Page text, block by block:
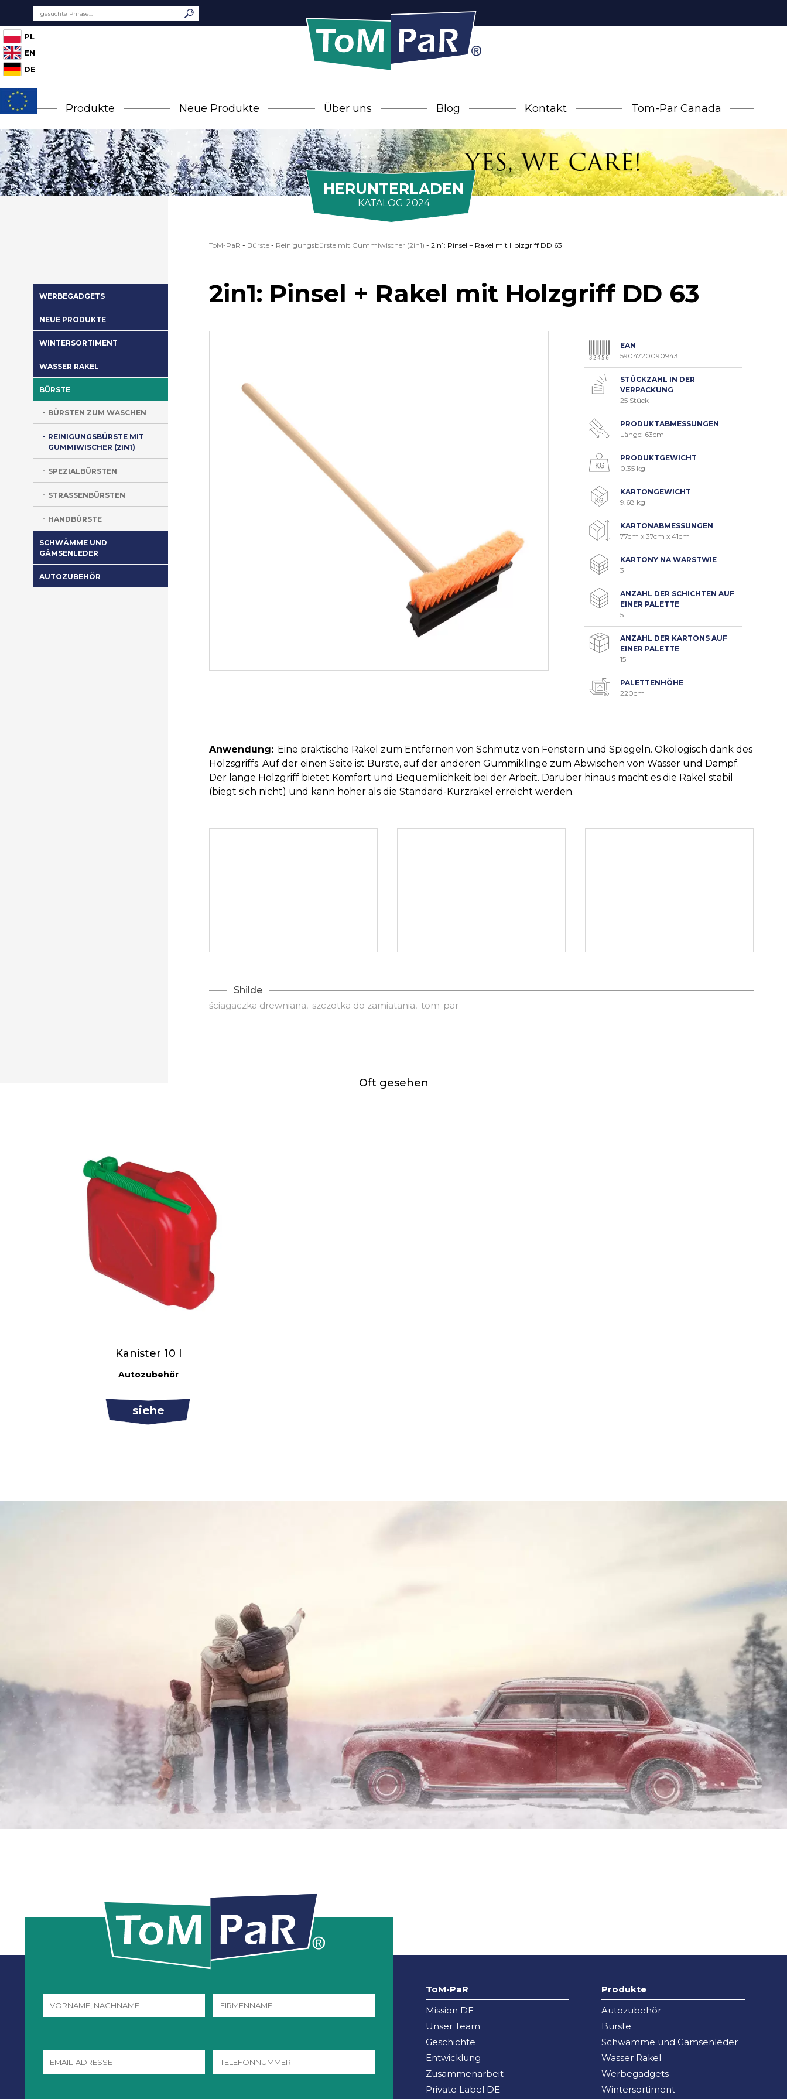
PL
EN
DE
Produkte Neue Produkte Über uns Blog Kontakt Tom-Par Canada
HERUNTERLADEN
KATALOG 2024
WERBEGADGETS
NEUE PRODUKTE
WINTERSORTIMENT
WASSER RAKEL
BÜRSTE
BÜRSTEN ZUM WASCHEN
REINIGUNGSBÜRSTE MIT
GUMMIWISCHER (2IN1)
SPEZIALBÜRSTEN
STRASSENBÜRSTEN
HANDBÜRSTE
SCHWÄMME UND
GÄMSENLEDER
AUTOZUBEHÖR
ToM-PaR - Bürste - Reinigungsbürste mit Gummiwischer (2in1) - 2in1: Pinsel + Rakel mit Holzgriff DD 63
2in1: Pinsel + Rakel mit Holzgriff DD 63
EAN
5904720090943
STÜCKZAHL IN DER
VERPACKUNG
25 Stück
PRODUKTABMESSUNGEN
Länge: 63cm
PRODUKTGEWICHT
0.35 kg
KARTONGEWICHT
9.68 kg
KARTONABMESSUNGEN
77cm x 37cm x 41cm
KARTONY NA WARSTWIE
3
ANZAHL DER SCHICHTEN AUF
EINER PALETTE
5
ANZAHL DER KARTONS AUF
EINER PALETTE
15
PALETTENHÖHE
220cm
Anwendung: Eine praktische Rakel zum Entfernen von Schmutz von Fenstern und Spiegeln. Ökologisch dank des
Holzsgriffs. Auf der einen Seite ist Bürste, auf der anderen Gummiklinge zum Abwischen von Wasser und Dampf.
Der lange Holzgriff bietet Komfort und Bequemlichkeit bei der Arbeit. Darüber hinaus macht es die Rakel stabil
(biegt sich nicht) und kann höher als die Standard-Kurzrakel erreicht werden.
Shilde
ściagaczka drewniana
szczotka do zamiatania tom-par
Oft gesehen
Kanister 10 l
Autozubehör
siehe
ToM-PaR
Mission DE
Unser Team
Geschichte
Entwicklung
Zusammenarbeit
Private Label DE
Produkte
Autozubehör
Bürste
Schwämme und Gämsenleder
Wasser Rakel
Werbegadgets
Wintersortiment